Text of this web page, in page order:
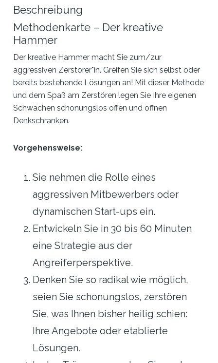
Menge
Beschreibung
Methodenkarte – Der kreative
Hammer
Der kreative Hammer macht Sie zum/zur
aggressiven Zerstörer*in. Greifen Sie sich selbst oder
bereits bestehende Lösungen an! Mit dieser Methode
und dem Spaß am Zerstören legen Sie Ihre eigenen
Schwächen schonungslos offen und öffnen
Denkschranken.
Vorgehensweise:
Sie nehmen die Rolle eines
aggressiven Mitbewerbers oder
dynamischen Start-ups ein.
Entwickeln Sie in 30 bis 60 Minuten
eine Strategie aus der
Angreiferperspektive.
Denken Sie so radikal wie möglich,
seien Sie schonungslos, zerstören
Sie, was Ihnen bisher heilig schien:
Ihre Angebote oder etablierte
Lösungen.